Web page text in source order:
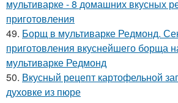
мультиварке - 8 домашних вкусных
приготовления
49. Борщ в мультиварке Редмонд.
приготовления вкуснейшего борща
мультиварке Редмонд
50. Вкусный рецепт картофельной
духовке из пюре